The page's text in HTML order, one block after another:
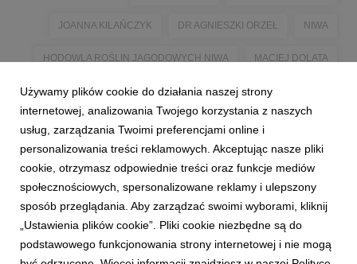
JOANNA KILAŃCZYK DR AGNIESZKI ORZEŁ NIWA
HODOWLA ROŚLIN JAGODOWYCH NIWA MACIEJ DOLATA
INSPIRE SMARTER BRANDING MARCIN TOPÓR
#GASZYNCHALLENGE MASŁOWICE KATARZYNA WÓJCIK
WIOM WARZYWA I OWOCE MIĘKKIE
Używamy plików cookie do działania naszej strony
internetowej, analizowania Twojego korzystania z naszych
usług, zarządzania Twoimi preferencjami online i
personalizowania treści reklamowych. Akceptując nasze pliki
cookie, otrzymasz odpowiednie treści oraz funkcje mediów
społecznościowych, spersonalizowane reklamy i ulepszony
sposób przeglądania. Aby zarządzać swoimi wyborami, kliknij
„Ustawienia plików cookie”. Pliki cookie niezbędne są do
podstawowego funkcjonowania strony internetowej i nie mogą